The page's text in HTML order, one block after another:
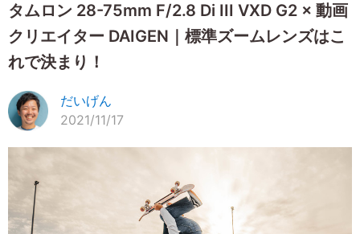
タムロン 28-75mm F/2.8 Di III VXD G2 × 動画
クリエイター DAIGEN｜標準ズームレンズはこ
れで決まり！
だいげん
2021/11/17